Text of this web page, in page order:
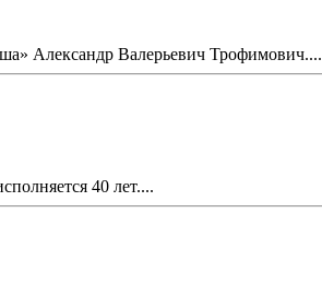
Александр Валерьевич Трофимович....
40 лет....